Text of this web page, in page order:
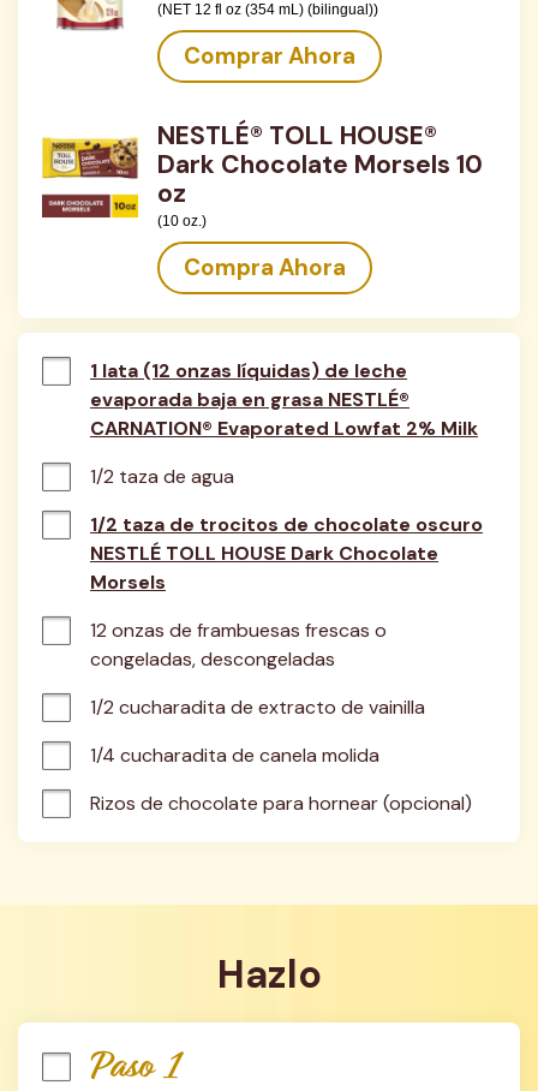
(NET 12 fl oz (354 mL) (bilingual))
Comprar Ahora
NESTLÉ® TOLL HOUSE®
Dark Chocolate Morsels 10
oz
(10 oz.)
Compra Ahora
1 lata (12 onzas líquidas) de leche
evaporada baja en grasa NESTLÉ®
CARNATION® Evaporated Lowfat 2% Milk
1/2 taza de agua
1/2 taza de trocitos de chocolate oscuro
NESTLÉ TOLL HOUSE Dark Chocolate
Morsels
12 onzas de frambuesas frescas o
congeladas, descongeladas
1/2 cucharadita de extracto de vainilla
1/4 cucharadita de canela molida
Rizos de chocolate para hornear (opcional)
Hazlo
Paso 1